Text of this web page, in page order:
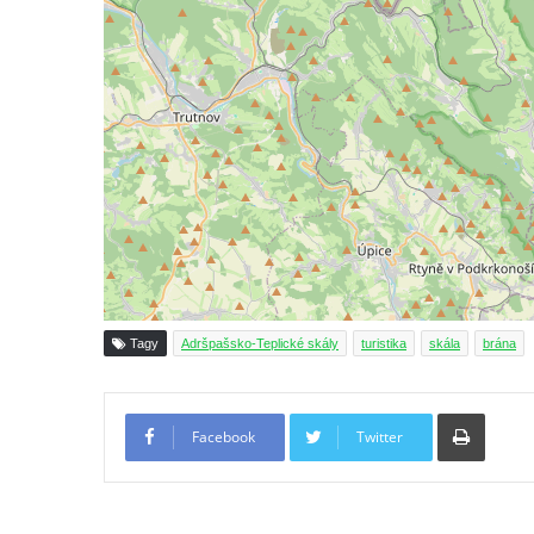
(Saské Švýcarsko)
Jeskyně Idagrotte (Saské Švýcarsko)
Skalní město Nebeská říše u Ostrova
Vyhlídka u symbolického horolezeckého
hřbitova ve skalách Nebeská říše u Ostrova
Skalní věž Doga v Tiských stěnách
Lavička Jiřího Kopeckého v Tiských
stěnách
Tiské stěny
Ledová stěna u Sýrového potoka v
Jeskyně víl v Kyjovském údolí
Jeskyně Vinný sklep v Kyjovském údolí
Tagy Adršpašsko-Teplické skály turistika skála brána
Facebook Twitter